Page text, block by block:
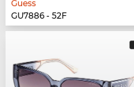
Guess
GU7886 - 52F